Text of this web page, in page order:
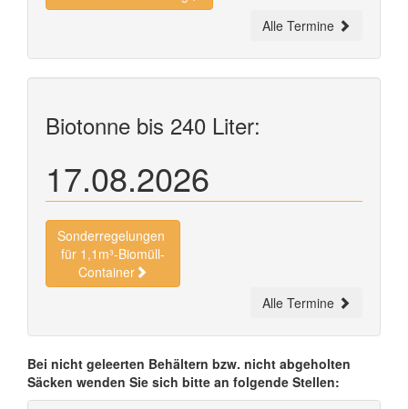
Alle Termine
Biotonne bis 240 Liter:
17.08.2026
Sonderregelungen
für 1,1m³-Biomüll-
Container
Alle Termine
Bei nicht geleerten Behältern bzw. nicht abgeholten
Säcken wenden Sie sich bitte an folgende Stellen: